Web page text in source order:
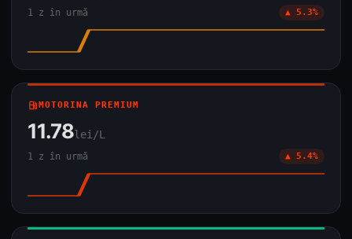
1 z în urmă ▲ 5.3%
local_gas_stationMOTORINA PREMIUM
11.78lei/L
1 z în urmă ▲ 5.4%